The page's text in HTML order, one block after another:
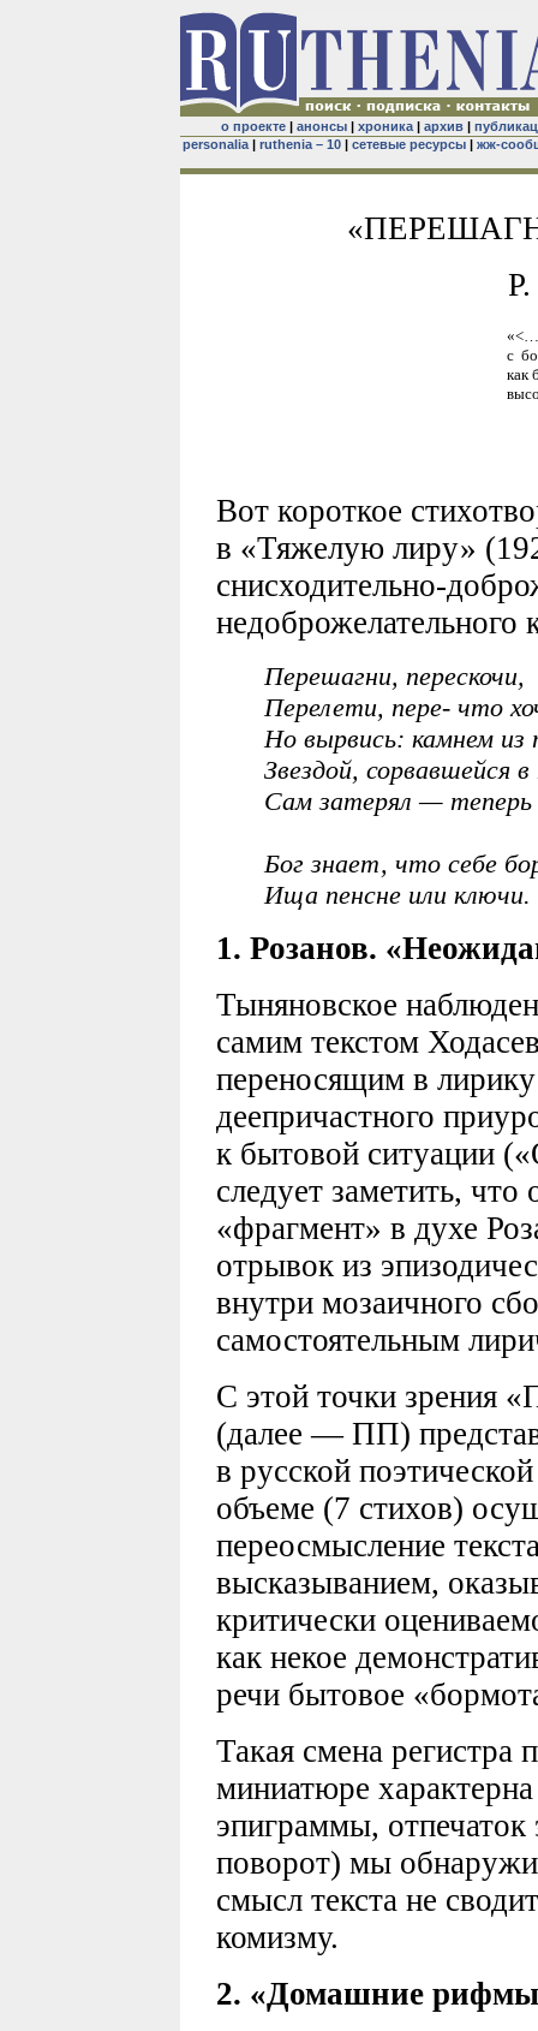
о проекте| анонсы| хроника| архив|
personalia| ruthenia – 10| сетевые ресурсы| жж-
с
как
Вот короткое
в «Тяжелую лиру»
снисходительно-
недоброжелательного
Перешагни, перескочи,
Перелети, пере- что
Но вырвись: камнем из
Звездой, сорвавшейся
Сам затерял —
Бог знает, что себе
Ища пенсне или ключи.
1. Розанов.
Тыняновское
самим текстом
переносящим в
деепричастного
к бытовой ситуации
следует заметить,
«фрагмент» в духе
отрывок из
внутри мозаичного
самостоятельным
С этой точки зрения
(далее — ПП)
в русской
объеме (7 стихов)
переосмысление
высказыванием,
критически
как некое
речи бытовое
Такая смена регистра
миниатюре
эпиграммы,
поворот) мы
смысл текста не
комизму.
2. «Домашние